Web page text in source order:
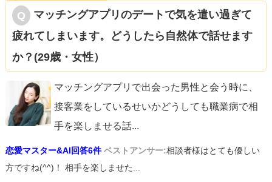
マッチングアプリのデートで気を遣い過ぎて
疲れてしまいます。どうしたら自然体で話せます
か？(29歳・女性）
マッチングアプリで出会った男性と会う時に、
接客業をしているせいかどうしても職業病で相
手を楽しませる話...
恋愛マスター&AI回答6件 ベストアンサー:相談者様はとても優しい
方ですね(^^)！ 相手を楽しませた...